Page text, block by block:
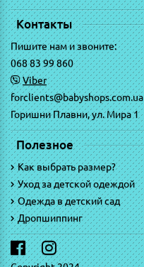
Контакты
Пишите нам и звоните:
068 83 99 860
Viber
forclients@babyshops.com.ua
Горишни Плавни, ул. Мира 1
Полезное
Как выбрать размер?
Уход за детской одеждой
Одежда в детский сад
Дропшиппинг